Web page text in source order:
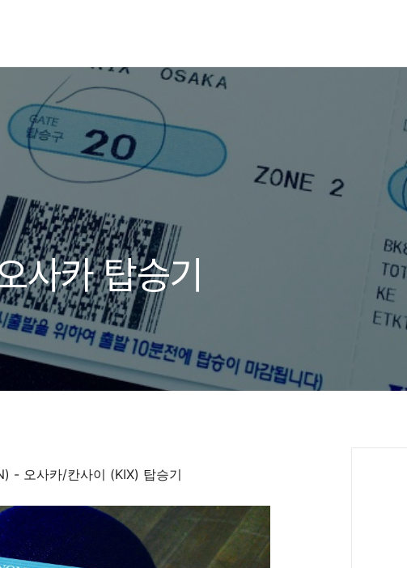
카 탑승기
- 오사카/칸사이 (KIX) 탑승기